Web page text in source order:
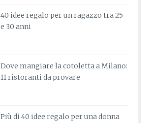
40 idee regalo per un ragazzo tra 25
e 30 anni
Dove mangiare la cotoletta a Milano:
11 ristoranti da provare
Più di 40 idee regalo per una donna